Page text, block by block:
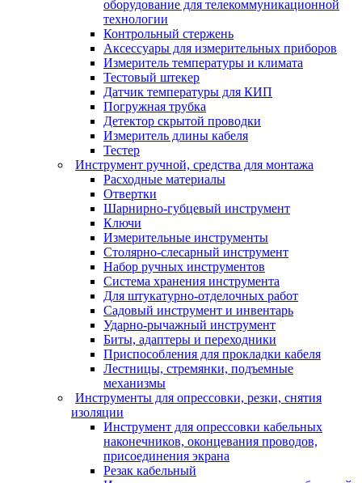
оборудование для телекоммуникационной
технологии
Контрольный стержень
Аксессуары для измерительных приборов
Измеритель температуры и климата
Тестовый штекер
Датчик температуры для КИП
Погружная трубка
Детектор скрытой проводки
Измеритель длины кабеля
Тестер
Инструмент ручной, средства для монтажа
Расходные материалы
Отвертки
Шарнирно-губцевый инструмент
Ключи
Измерительные инструменты
Столярно-слесарный инструмент
Набор ручных инструментов
Система хранения инструмента
Для штукатурно-отделочных работ
Садовый инструмент и инвентарь
Ударно-рычажный инструмент
Биты, адаптеры и переходники
Приспособления для прокладки кабеля
Лестницы, стремянки, подъемные
механизмы
Инструменты для опрессовки, резки, снятия
изоляции
Инструмент для опрессовки кабельных
наконечников, оконцевания проводов,
присоединения экрана
Резак кабельный